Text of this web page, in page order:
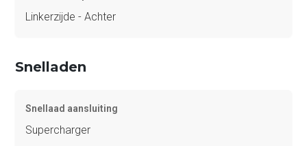
Linkerzijde - Achter
Snelladen
Snellaad aansluiting
Supercharger